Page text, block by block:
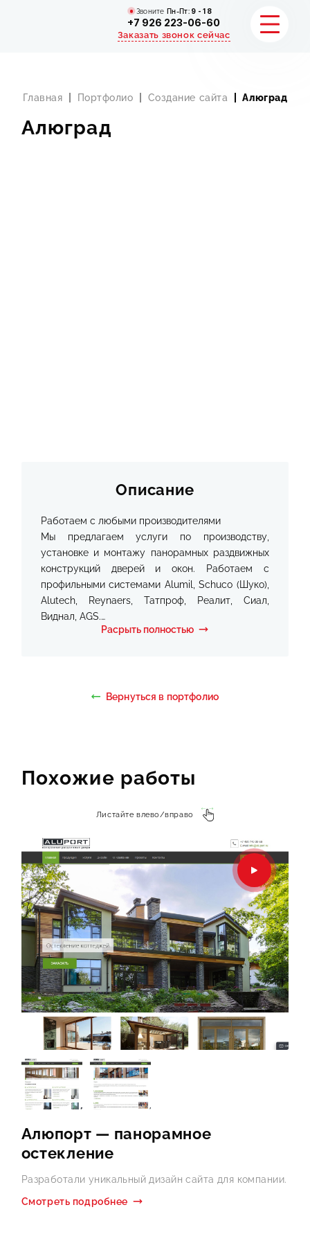
Звоните Пн-Пт: 9 - 18
+7 926 223-06-60
Заказать звонок сейчас
УСЛУГИ
Главная Портфолио Создание сайта Алюград
Алюград
Описание
Работаем с любыми производителями
Мы предлагаем услуги по производству,
установке и монтажу панорамных раздвижных
конструкций дверей и окон. Работаем с
профильными системами Alumil, Schuco (Шуко),
Alutech, Reynaers, Татпроф, Реалит, Сиал,
Виднал, AGS.
Расрыть полностью
Вернуться в портфолио
Похожие работы
Листайте влево/вправо
Алюпорт — панорамное
остекление
Разработали уникальный дизайн сайта для компании.
Смотреть подробнее